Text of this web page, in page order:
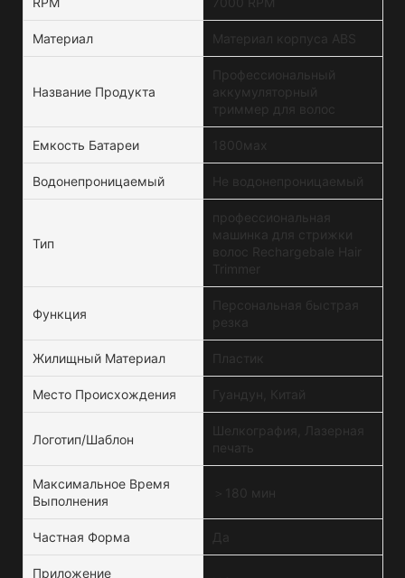
Материал Материал корпуса ABS
Название Продукта
Профессиональный
аккумуляторный
триммер для волос
Емкость Батареи 1800мах
Водонепроницаемый Не водонепроницаемый
Тип
профессиональная
машинка для стрижки
волос Rechargebale Hair
Trimmer
Функция
Персональная быстрая
резка
Жилищный Материал Пластик
Место Происхождения Гуандун, Китай
Логотип/шаблон
Шелкография, Лазерная
печать
Максимальное Время
Выполнения
＞180 мин
Частная Форма Да
Приложение